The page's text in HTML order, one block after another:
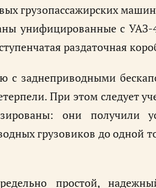
грузопассажирских
унифицированные с УАЗ-
раздаточная
с заднеприводными
При этом следует
они получили
грузовиков до одной
простой,